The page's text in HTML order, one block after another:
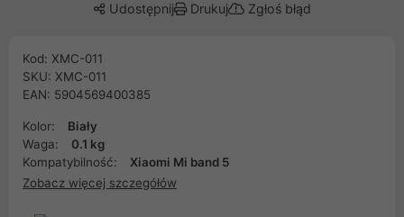
Udostępnij Drukuj Zgłoś błąd
Kod: XMC-011
SKU: XMC-011
EAN: 5904569400385
Kolor:
Biały
Waga:
0.1 kg
Kompatybilność:
Xiaomi Mi band 5
Zobacz więcej szczegółów